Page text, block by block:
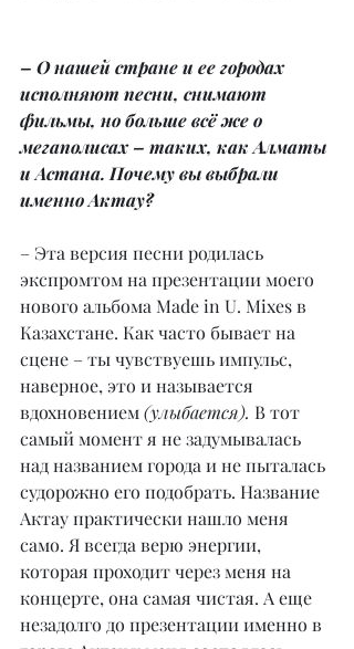
– О нашей стране и ее городах
исполняют песни, снимают
фильмы, но больше всё же о
мегаполисах – таких, как Алматы
и Астана. Почему вы выбрали
именно Актау?
– Эта версия песни родилась
экспромтом на презентации моего
нового альбома Made in U. Mixes в
Казахстане. Как часто бывает на
сцене – ты чувствуешь импульс,
наверное, это и называется
вдохновением (улыбается). В тот
самый момент я не задумывалась
над названием города и не пыталась
судорожно его подобрать. Название
Актау практически нашло меня
само. Я всегда верю энергии,
которая проходит через меня на
концерте, она самая чистая. А еще
незадолго до презентации именно в